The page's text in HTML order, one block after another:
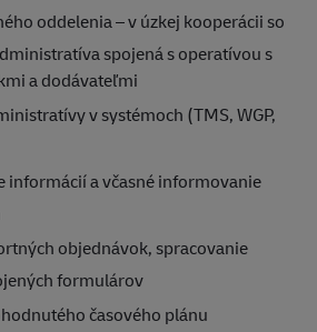
oddelenia – v úzkej kooperácii so
spojená s operatívou s
a dodávateľmi
v systémoch (TMS, WGP,
informácií a včasné informovanie
objednávok, spracovanie
formulárov
časového plánu